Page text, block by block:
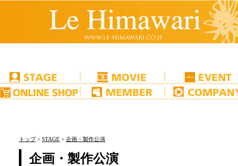
トップ> STAGE > 企画・製作公演
企画・製作公演